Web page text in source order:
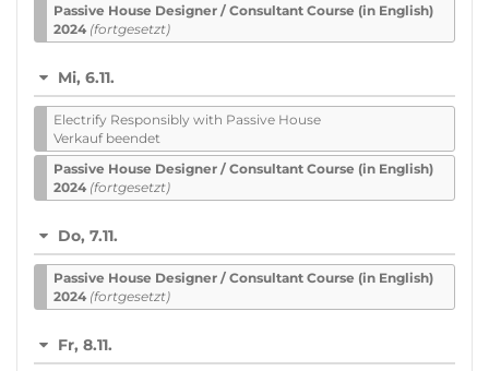
Passive House De­sign­er / Con­sult­ant Course (in English)
2024 (fortgesetzt)
Mi, 6.11.
Electrify Responsibly with Passive House
Verkauf beendet
Passive House De­sign­er / Con­sult­ant Course (in English)
2024 (fortgesetzt)
Do, 7.11.
Passive House De­sign­er / Con­sult­ant Course (in English)
2024 (fortgesetzt)
Fr, 8.11.